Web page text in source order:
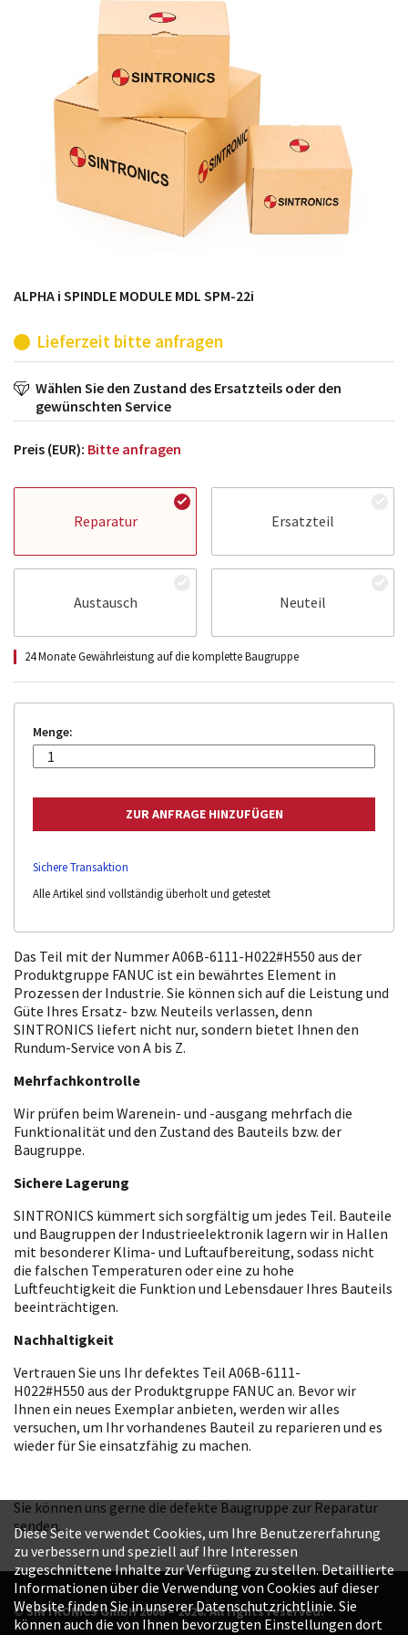
möglich. SINTRONICS ist dann ihr Partner, der
entweder die alten Baugruppen technisch hochwertig
repariert oder ihnen die abgekündigten Baugruppen
aus dem eigenen Lager ersetzt.
ALPHA i SPINDLE MODULE MDL SPM-22i
Lieferzeit bitte anfragen
Wählen Sie den Zustand des Ersatzteils oder den
gewünschten Service
Preis (EUR): Bitte anfragen
Reparatur Ersatzteil
Austausch Neuteil
24 Monate Gewährleistung auf die komplette Baugruppe
Menge:
Sichere Transaktion
Alle Artikel sind vollständig überholt und getestet
Das Teil mit der Nummer A06B-6111-H022#H550 aus der
Produktgruppe FANUC ist ein bewährtes Element in
Prozessen der Industrie. Sie können sich auf die Leistung und
Güte Ihres Ersatz- bzw. Neuteils verlassen, denn
SINTRONICS liefert nicht nur, sondern bietet Ihnen den
Rundum-Service von A bis Z.
Mehrfachkontrolle
Wir prüfen beim Warenein- und -ausgang mehrfach die
Funktionalität und den Zustand des Bauteils bzw. der
Baugruppe.
Sichere Lagerung
SINTRONICS kümmert sich sorgfältig um jedes Teil. Bauteile
und Baugruppen der Industrieelektronik lagern wir in Hallen
mit besonderer Klima- und Luftaufbereitung, sodass nicht
die falschen Temperaturen oder eine zu hohe
Luftfeuchtigkeit die Funktion und Lebensdauer Ihres Bauteils
beeinträchtigen.
Nachhaltigkeit
Vertrauen Sie uns Ihr defektes Teil A06B-6111-
H022#H550 aus der Produktgruppe FANUC an. Bevor wir
Ihnen ein neues Exemplar anbieten, werden wir alles
versuchen, um Ihr vorhandenes Bauteil zu reparieren und es
wieder für Sie einsatzfähig zu machen.
Sie können uns gerne die defekte Baugruppe zur Reparatur
senden.
© SINTRONICS GmbH 2008 – 2026. All rights reserved.
Diese Seite verwendet Cookies, um Ihre Benutzererfahrung
zu verbessern und speziell auf Ihre Interessen
zugeschnittene Inhalte zur Verfügung zu stellen. Detaillierte
Informationen über die Verwendung von Cookies auf dieser
Website finden Sie in unserer Datenschutzrichtlinie. Sie
können auch die von Ihnen bevorzugten Einstellungen dort